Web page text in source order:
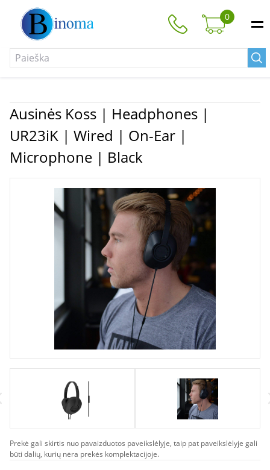
0
Ausinės Koss | Headphones |
UR23iK | Wired | On-Ear |
Microphone | Black
Prekė gali skirtis nuo pavaizduotos paveikslėlyje, taip pat paveikslėlyje gali
būti dalių, kurių nėra prekės komplektacijoje.